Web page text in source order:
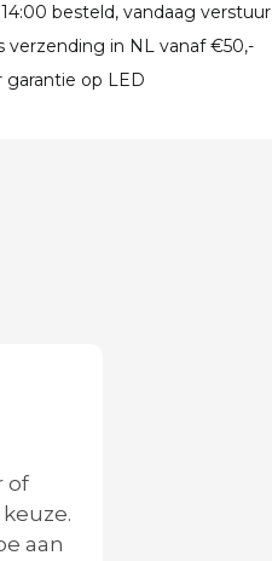
besteld, vandaag
verzending in NL vanaf €50,-
garantie op LED
of
aan